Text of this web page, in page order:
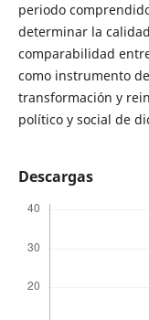
periodo
determinar la
comparabilidad
como instrumento
transformación y
político y social de
Descargas